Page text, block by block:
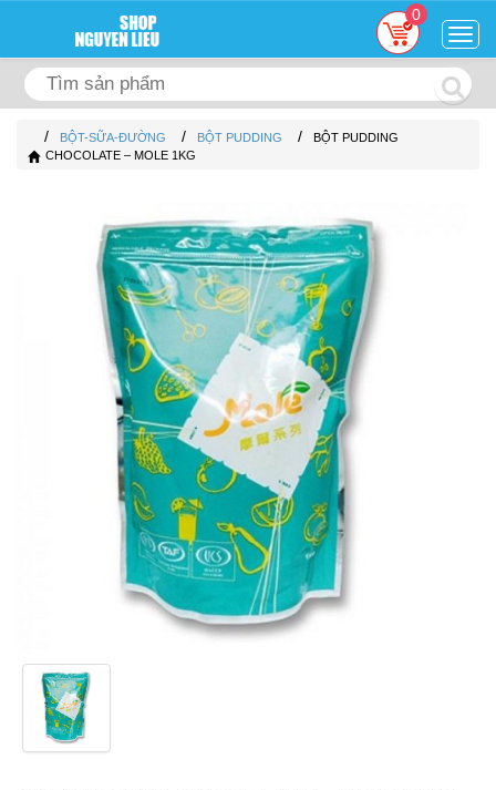
0
/ BỘT-SỮA-ĐƯỜNG / BỘT PUDDING /
BỘT PUDDING
CHOCOLATE – MOLE 1KG